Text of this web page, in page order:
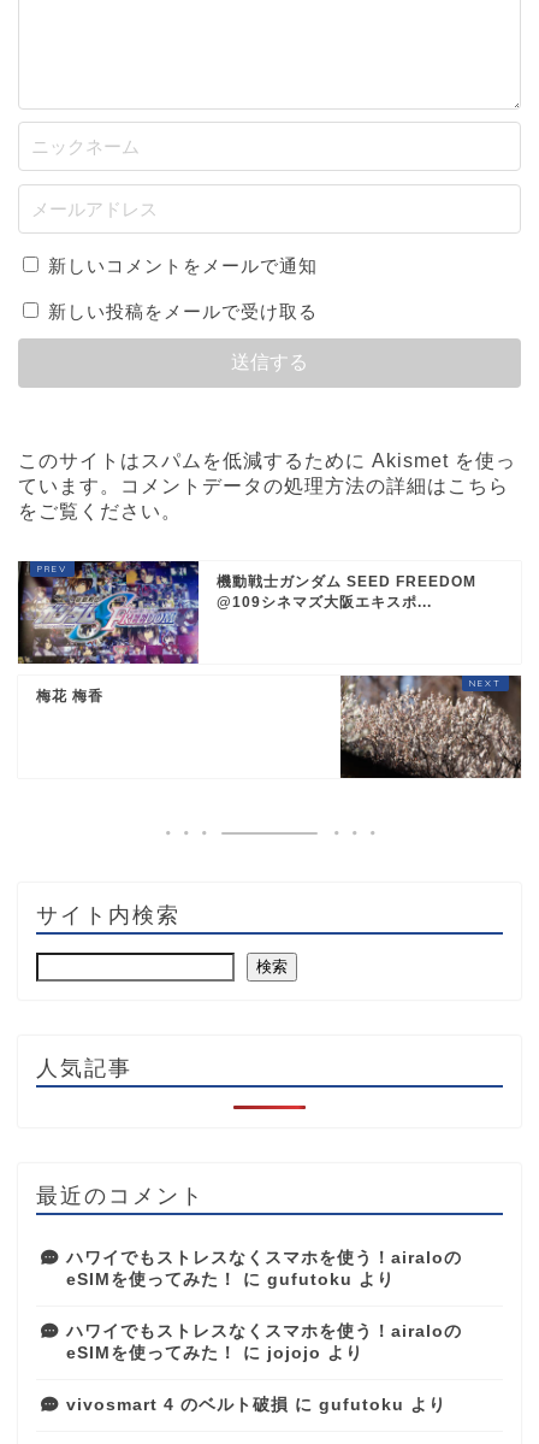
新しいコメントをメールで通知
新しい投稿をメールで受け取る
このサイトはスパムを低減するために Akismet を使っ
ています。
コメントデータの処理方法の詳細はこちら
をご覧ください 。
機動戦士ガンダム SEED FREEDOM
@109シネマズ大阪エキスポ...
梅花 梅香
サイト内検索
検索
人気記事
最近のコメント
ハワイでもストレスなくスマホを使う！airaloの
eSIMを使ってみた！
に gufutoku より
ハワイでもストレスなくスマホを使う！airaloの
eSIMを使ってみた！
に jojojo より
vivosmart 4 のベルト破損 に gufutoku より